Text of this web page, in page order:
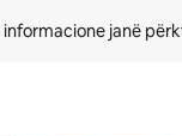
informacione janë